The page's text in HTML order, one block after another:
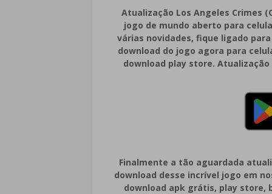
Atualização Los Angeles Crimes
jogo de mundo aberto para
várias novidades, fique ligado
download do jogo agora para
download play store. Atualização
Finalmente a tão aguardada
download desse incrível jogo em
download apk grátis, play store,